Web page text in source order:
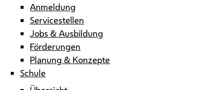
Anmeldung
Servicestellen
Jobs & Ausbildung
Förderungen
Planung & Konzepte
Schule